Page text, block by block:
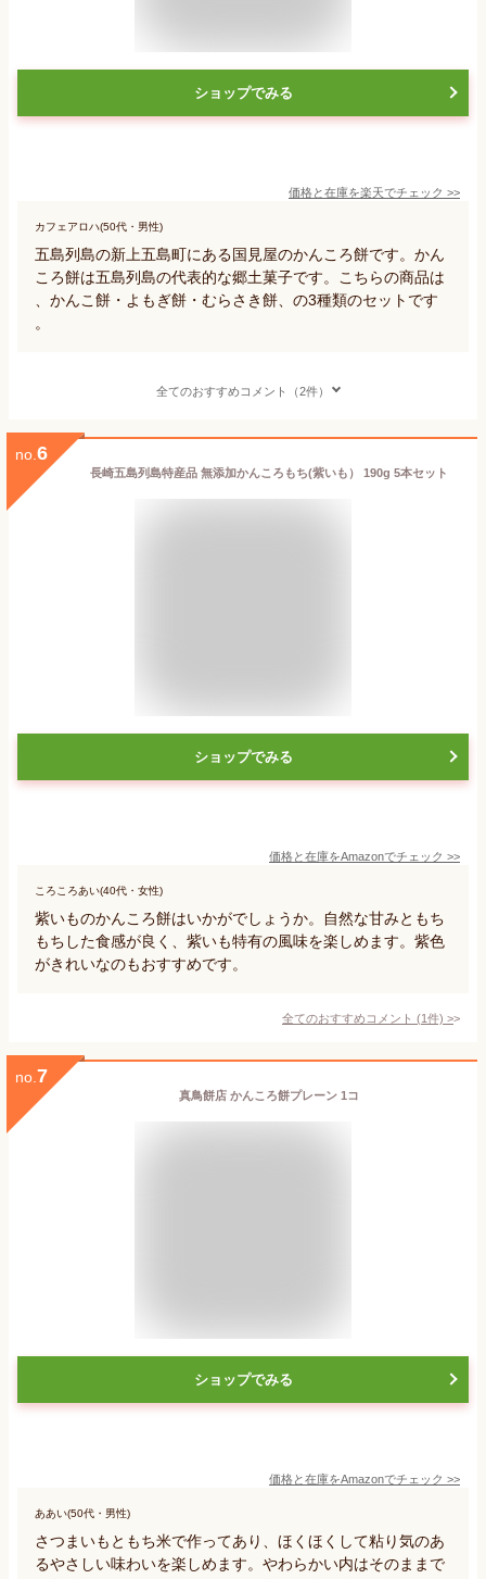
ショップでみる
価格と在庫を楽天でチェック >>
カフェアロハ(50代・男性)
五島列島の新上五島町にある国見屋のかんころ餅です。かん
ころ餅は五島列島の代表的な郷土菓子です。こちらの商品は
、かんこ餅・よもぎ餅・むらさき餅、の3種類のセットです
。
全てのおすすめコメント（2件）
no. 6
長崎五島列島特産品 無添加かんころもち(紫いも） 190g 5本セット
ショップでみる
価格と在庫をAmazonでチェック >>
ころころあい(40代・女性)
紫いものかんころ餅はいかがでしょうか。自然な甘みともち
もちした食感が良く、紫いも特有の風味を楽しめます。紫色
がきれいなのもおすすめです。
全てのおすすめコメント (1件) >
no. 7
真鳥餅店 かんころ餅プレーン 1コ
ショップでみる
価格と在庫をAmazonでチェック >>
ああい(50代・男性)
さつまいもともち米で作ってあり、ほくほくして粘り気のあ
るやさしい味わいを楽しめます。やわらかい内はそのままで